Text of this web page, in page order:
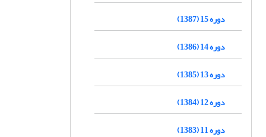
دوره 15 (1387)
دوره 14 (1386)
دوره 13 (1385)
دوره 12 (1384)
دوره 11 (1383)